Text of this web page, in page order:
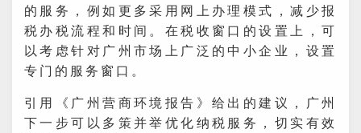
的服务，例如更多采用网上办理模式，减少报
税办税流程和时间。在税收窗口的设置上，可
以考虑针对广州市场上广泛的中小企业，设置
专门的服务窗口。
引用《广州营商环境报告》给出的建议，广州
下一步可以多策并举优化纳税服务，切实有效